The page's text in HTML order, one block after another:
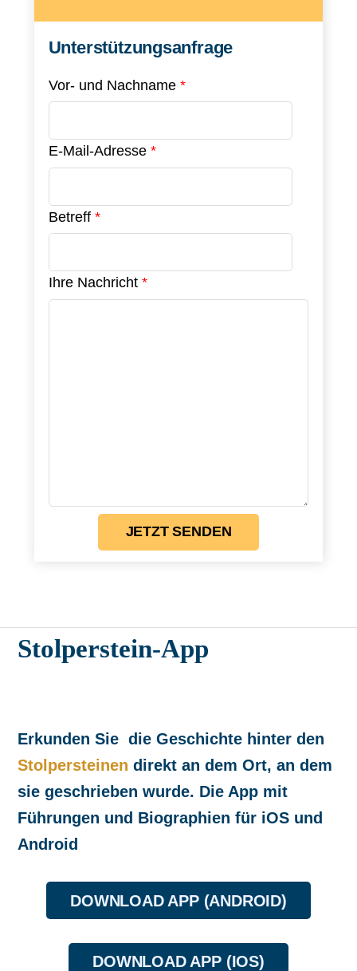
Unterstützungsanfrage
Vor- und Nachname *
E-Mail-Adresse *
Betreff *
Ihre Nachricht *
JETZT SENDEN
Stolperstein-App
Erkunden Sie die Geschichte hinter den
Stolpersteinen direkt an dem Ort, an dem
sie geschrieben wurde. Die App mit
Führungen und Biographien für iOS und
Android
DOWNLOAD APP (ANDROID)
DOWNLOAD APP (IOS)